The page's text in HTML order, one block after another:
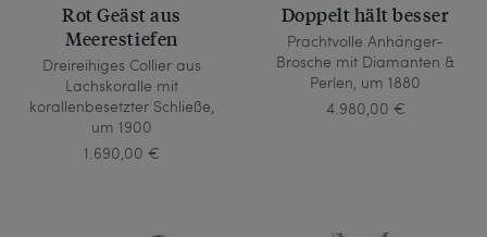
Rot Geäst aus
Meerestiefen
Dreireihiges Collier aus
Lachskoralle mit
korallenbesetzter Schließe,
um 1900
1.690,00 €
Doppelt hält besser
Prachtvolle Anhänger-
Brosche mit Diamanten &
Perlen, um 1880
4.980,00 €